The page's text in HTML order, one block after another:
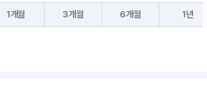
1개월 3개월 6개월 1년